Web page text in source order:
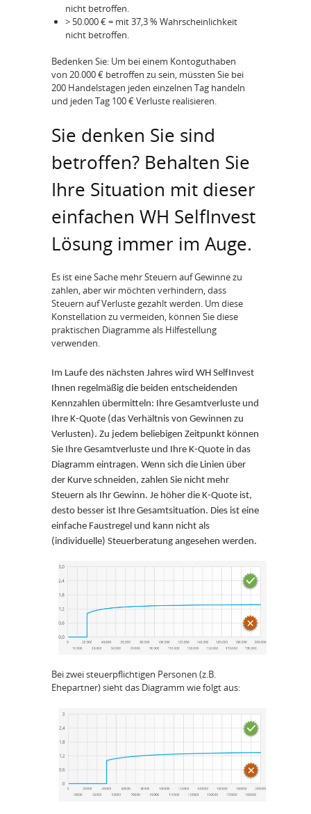
nicht betroffen.
> 50.000 € = mit 37,3 % Wahrscheinlichkeit
nicht betroffen.
Bedenken Sie: Um bei einem Kontoguthaben
von 20.000 € betroffen zu sein, müssten Sie bei
200 Handelstagen jeden einzelnen Tag handeln
und jeden Tag 100 € Verluste realisieren.
Sie denken Sie sind
betroffen? Behalten Sie
Ihre Situation mit dieser
einfachen WH SelfInvest
Lösung immer im Auge.
Es ist eine Sache mehr Steuern auf Gewinne zu
zahlen, aber wir möchten verhindern, dass
Steuern auf Verluste gezahlt werden. Um diese
Konstellation zu vermeiden, können Sie diese
praktischen Diagramme als Hilfestellung
verwenden.
Im Laufe des nächsten Jahres wird WH SelfInvest
Ihnen regelmäßig die beiden entscheidenden
Kennzahlen übermitteln: Ihre Gesamtverluste und
Ihre K-Quote (das Verhältnis von Gewinnen zu
Verlusten). Zu jedem beliebigen Zeitpunkt können
Sie Ihre Gesamtverluste und Ihre K-Quote in das
Diagramm eintragen. Wenn sich die Linien über
der Kurve schneiden, zahlen Sie nicht mehr
Steuern als Ihr Gewinn. Je höher die K-Quote ist,
desto besser ist Ihre Gesamtsituation. Dies ist eine
einfache Faustregel und kann nicht als
(individuelle) Steuerberatung angesehen werden.
Bei zwei steuerpflichtigen Personen (z.B.
Ehepartner) sieht das Diagramm wie folgt aus: